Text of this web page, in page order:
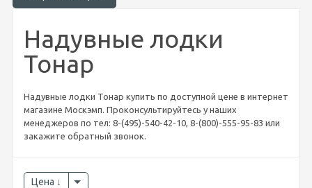
Надувные лодки
Тонар
Надувные лодки Тонар купить по доступной цене в интернет
магазине Москэмп. Проконсультируйтесь у наших
менеджеров по тел: 8-(495)-540-42-10, 8-(800)-555-95-83 или
закажите обратный звонок.
Цена